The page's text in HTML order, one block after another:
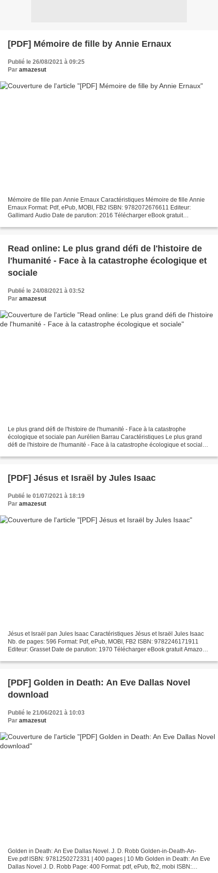
[PDF] Mémoire de fille by Annie Ernaux
Publié le 26/08/2021 à 09:25
Par amazesut
Mémoire de fille pan Annie Ernaux Caractéristiques Mémoire de fille Annie
Ernaux Format: Pdf, ePub, MOBI, FB2 ISBN: 9782072676611 Editeur:
Gallimard Audio Date de parution: 2016 Télécharger eBook gratuit
Read online: Le plus grand défi de l'histoire de
l'humanité - Face à la catastrophe écologique et
sociale
Publié le 24/08/2021 à 03:52
Par amazesut
Le plus grand défi de l'histoire de l'humanité - Face à la catastrophe
écologique et sociale pan Aurélien Barrau Caractéristiques Le plus grand
défi de l'histoire de l'humanité - Face à la catastrophe écologique et sociale
[PDF] Jésus et Israël by Jules Isaac
Publié le 01/07/2021 à 18:19
Par amazesut
Jésus et Israël pan Jules Isaac Caractéristiques Jésus et Israël Jules Isaac
Nb. de pages: 596 Format: Pdf, ePub, MOBI, FB2 ISBN: 9782246171911
Editeur: Grasset Date de parution: 1970 Télécharger eBook gratuit Amazon
[PDF] Golden in Death: An Eve Dallas Novel
download
Publié le 21/06/2021 à 10:03
Par amazesut
Golden in Death: An Eve Dallas Novel. J. D. Robb Golden-in-Death-An-
Eve.pdf ISBN: 9781250272331 | 400 pages | 10 Mb Golden in Death: An Eve
Dallas Novel J. D. Robb Page: 400 Format: pdf, ePub, fb2, mobi ISBN: